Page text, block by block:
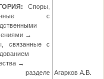
Споры,
с
→
связанные с
→
Агарков А.В.